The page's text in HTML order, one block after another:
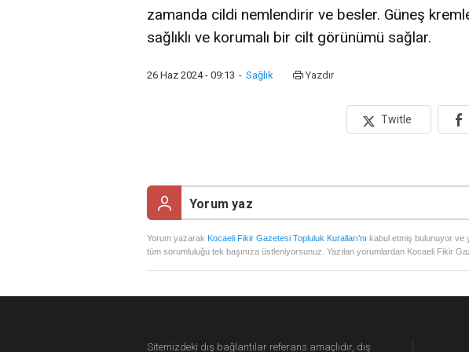
zamanda cildi nemlendirir ve besler. Güneş
sağlıklı ve korumalı bir cilt görünümü sağlar.
26 Haz 2024 - 09:13 - Sağlık Yazdır
Twitle
Yorum yazarak Kocaeli Fikir Gazetesi Topluluk Kuralları’nı kabul etmiş bulunuyor ve
tüm sorumluluğu tek başınıza üstleniyorsunuz. Yazılan yorumlardan Kocaeli Fikir
Sitemizdeki dış bağlantılar referans amaçlıdır, dış